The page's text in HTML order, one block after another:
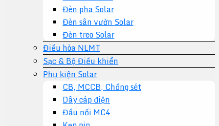
Đèn pha Solar
Đèn sân vườn Solar
Đèn treo Solar
Điều hòa NLMT
Sạc & Bộ Điều khiển
Phụ kiện Solar
CB, MCCB, Chống sét
Dây cáp điện
Đầu nối MC4